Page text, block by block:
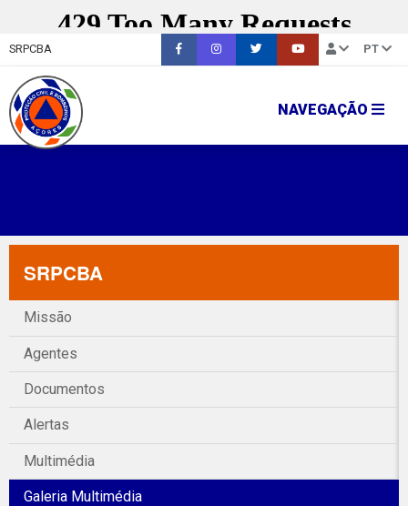
SRPCBA PT
NAVEGAÇÃO
SRPCBA
Missão
Agentes
Documentos
Alertas
Multimédia
Galeria Multimédia